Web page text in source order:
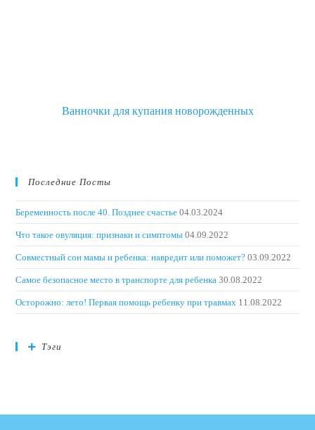
Ванночки для купания новорожденных
Последние Посты
Беременность после 40. Позднее счастье 04.03.2024
Что такое овуляция: признаки и симптомы 04.09.2022
Совместный сон мамы и ребенка: навредит или поможет? 03.09.2022
Самое безопасное место в транспорте для ребенка 30.08.2022
Осторожно: лето! Первая помощь ребенку при травмах 11.08.2022
Тэги